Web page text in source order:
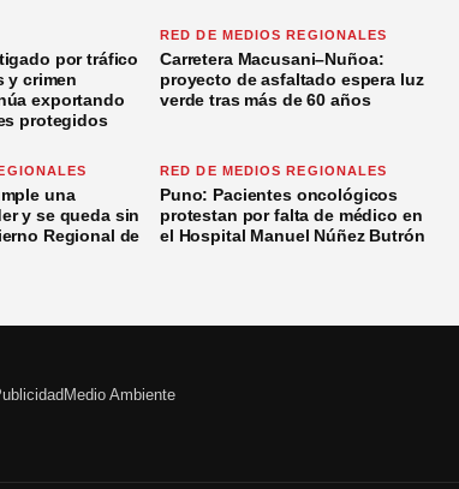
por tráfico
y crimen
exportando
protegidos
RED DE MEDIOS REGIONALES
Carretera Macusani–Nuñoa:
proyecto de asfaltado espera luz
verde tras más de 60 años
una
y se queda sin
Regional de
RED DE MEDIOS REGIONALES
Puno: Pacientes oncológicos
protestan por falta de médico en
el Hospital Manuel Núñez Butrón
Medio Ambiente